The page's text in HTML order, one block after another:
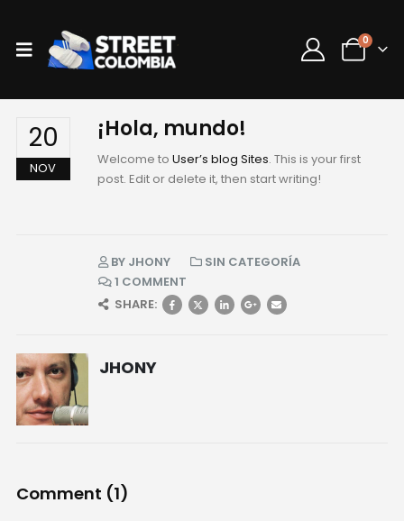
0
20
NOV
¡Hola, mundo!
Welcome to User’s blog Sites. This is your first
post. Edit or delete it, then start writing!
BY JHONY
SIN CATEGORÍA
1 COMMENT
SHARE:
JHONY
Comment (1)